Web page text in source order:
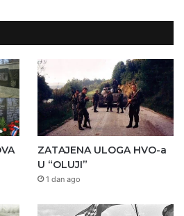
ZATAJENA ULOGA HVO-a
U “OLUJI”
1 dan ago